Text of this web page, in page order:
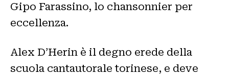
Gipo Farassino, lo chansonnier per
eccellenza.
Alex D’Herin è il degno erede della
scuola cantautorale torinese, e deve